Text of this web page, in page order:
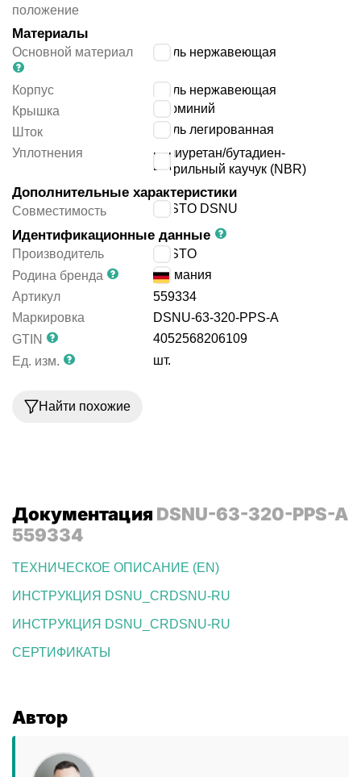
положение
Материалы
Основной материал сталь нержавеющая
Корпус
сталь нержавеющая
Крышка
алюминий
Шток
сталь легированная
Уплотнения
полиуретан/бутадиен-
нитрильный каучук (NBR)
Дополнительные характеристики
Совместимость FESTO DSNU
Идентификационные данные
Производитель
FESTO
Родина бренда
Германия
Артикул
559334
Маркировка
DSNU-63-320-PPS-A
GTIN
4052568206109
Ед. изм.
шт.
Найти похожие
Документация DSNU-63-320-PPS-A
559334
ТЕХНИЧЕСКОЕ ОПИСАНИЕ (EN)
ИНСТРУКЦИЯ DSNU_CRDSNU-RU
ИНСТРУКЦИЯ DSNU_CRDSNU-RU
СЕРТИФИКАТЫ
Автор